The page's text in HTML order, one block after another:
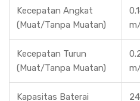
Kecepatan Angkat
(Muat/Tanpa Muatan)
Kecepatan Turun
(Muat/Tanpa Muatan)
Kapasitas Baterai